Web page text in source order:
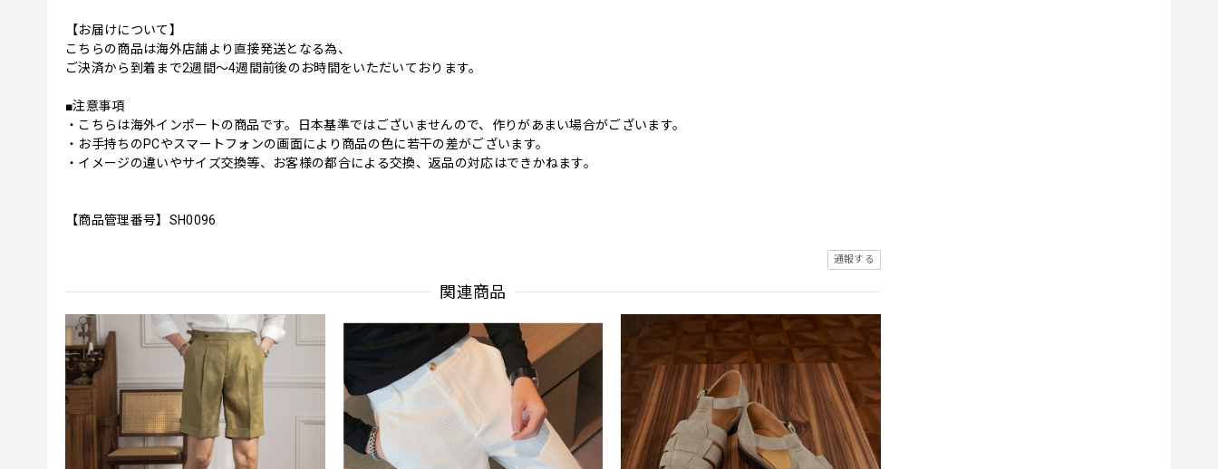
【お届けについて】
こちらの商品は海外店舗より直接発送となる為、
ご決済から到着まで2週間〜4週間前後のお時間をいただいております。
■注意事項
・こちらは海外インポートの商品です。日本基準ではございませんので、作りがあまい場合がございます。
・お手持ちのPCやスマートフォンの画面により商品の色に若干の差がございます。
・イメージの違いやサイズ交換等、お客様の都合による交換、返品の対応はできかねます。
【商品管理番号】SH0096
通報する
関連商品